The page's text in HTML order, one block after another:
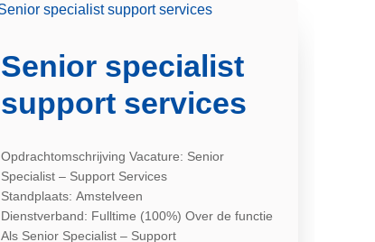
Senior specialist
support services
Opdrachtomschrijving Vacature: Senior
Specialist – Support Services
Standplaats: Amstelveen
Dienstverband: Fulltime (100%) Over de functie
Als Senior Specialist – Support